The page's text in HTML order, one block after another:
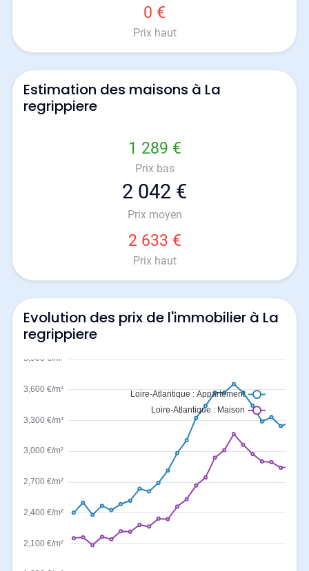
0 €
Prix haut
Estimation des maisons à La
regrippiere
1 289 €
Prix bas
2 042 €
Prix moyen
2 633 €
Prix haut
Evolution des prix de l'immobilier à La
regrippiere